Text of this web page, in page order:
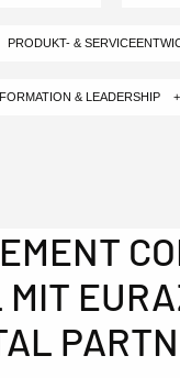
PRODUKT- &
& LEADERSHIP +